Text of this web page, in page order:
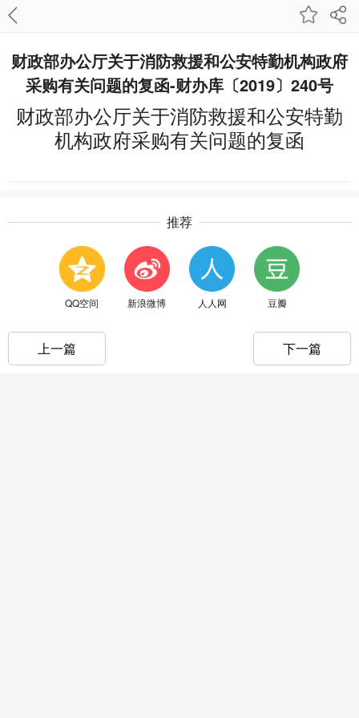
财政部办公厅关于消防救援和公安特勤机构政府
采购有关问题的复函-财办库〔2019〕240号
财政部办公厅关于消防救援和公安特勤
机构政府采购有关问题的复函
推荐
QQ空间 新浪微博 人人网 豆瓣
上一篇 下一篇